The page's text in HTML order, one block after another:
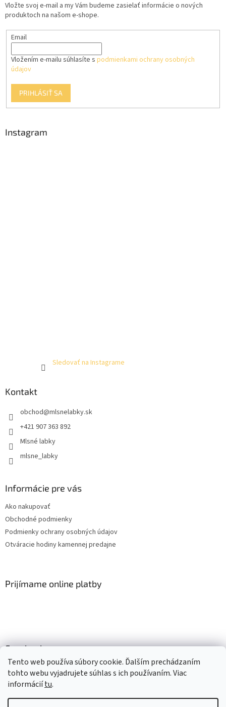
Tento web používa súbory cookie. Ďalším prechádzaním
tohto webu vyjadrujete súhlas s ich používaním. Viac
informáciítu.
Vložte svoj e-mail a my Vám budeme zasielať informácie o nových
produktoch na našom e-shope.
Email
Vložením e-mailu súhlasíte s podmienkami ochrany osobných
údajov
PRIHLÁSIŤ SA
Instagram
Sledovať na Instagrame
Kontakt
obchod@mlsnelabky.sk
+421 907 363 892
Mlsné labky
mlsne_labky
Informácie pre vás
Ako nakupovať
Obchodné podmienky
Podmienky ochrany osobných údajov
Otváracie hodiny kamennej predajne
Prijímame online platby
Facebook
Vytvoril Shoptet